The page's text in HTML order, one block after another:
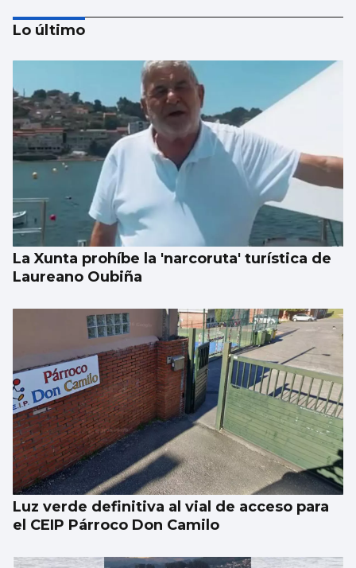
PRETEMPORADA CELESTE
Giráldez dicta sentencia
Lo último
La Xunta prohíbe la 'narcoruta' turística de
Laureano Oubiña
Luz verde definitiva al vial de acceso para
el CEIP Párroco Don Camilo